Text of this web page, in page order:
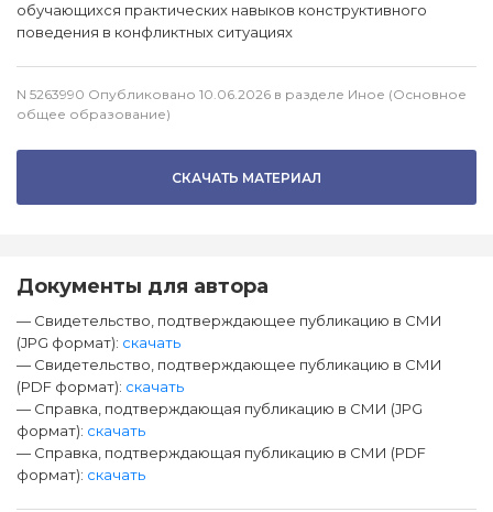
обучающихся практических навыков конструктивного
поведения в конфликтных ситуациях
N 5263990 Опубликовано 10.06.2026 в разделе Иное (Основное
общее образование)
СКАЧАТЬ МАТЕРИАЛ
Документы для автора
— Свидетельство, подтверждающее публикацию в СМИ
(JPG формат): скачать
— Свидетельство, подтверждающее публикацию в СМИ
(PDF формат): скачать
— Справка, подтверждающая публикацию в СМИ (JPG
формат): скачать
— Справка, подтверждающая публикацию в СМИ (PDF
формат): скачать